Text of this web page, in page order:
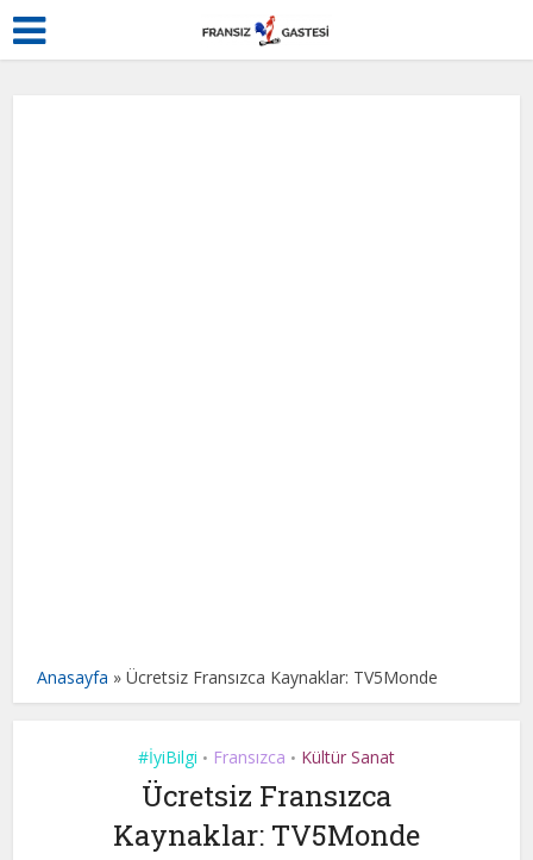
Anasayfa »Ücretsiz Fransızca Kaynaklar: TV5Monde
#İyiBilgi • Fransızca • Kültür Sanat
Ücretsiz Fransızca
Kaynaklar: TV5Monde